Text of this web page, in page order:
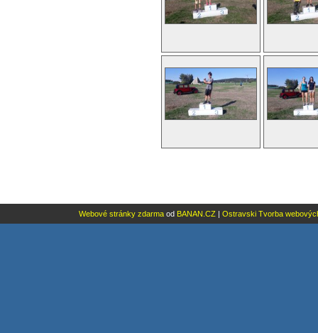
Webové stránky zdarma od BANAN.CZ | Ostravski Tvorba